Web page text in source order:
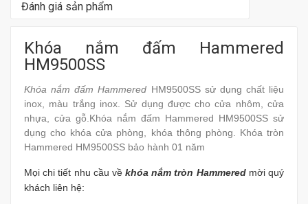
Đánh giá sản phẩm
Khóa nắm đấm Hammered
HM9500SS
Khóa nắm đấm Hammered HM9500SS sử dụng chất liệu
inox, màu trắng inox. Sử dụng được cho cửa nhôm, cửa
nhựa, cửa gỗ.Khóa nắm đấm Hammered HM9500SS sử
dụng cho khóa cửa phòng, khóa thông phòng. Khóa tròn
Hammered HM9500SS bảo hành 01 năm
Mọi chi tiết nhu cầu vềkhóa nắm tròn Hammered mời quý
khách liên hệ: